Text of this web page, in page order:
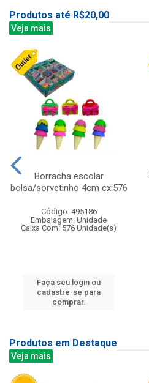
Produtos até R$20,00
Veja mais
Borracha escolar
bolsa/sorvetinho 4cm cx:576
Código: 495186
Embalagem: Unidade
Caixa Com: 576 Unidade(s)
Faça seu login ou
cadastre-se para
comprar.
Produtos em Destaque
Veja mais